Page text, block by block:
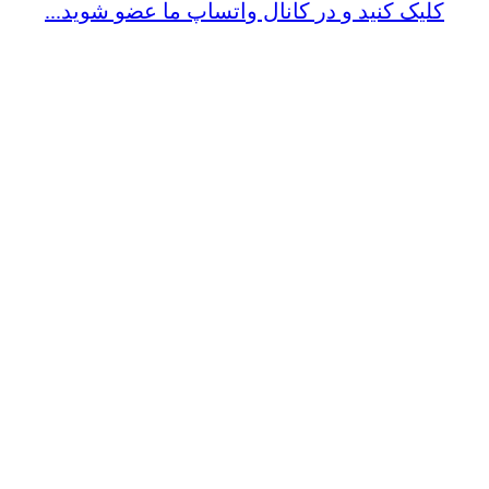
کلیک کنید و در کانال واتساپ ما عضو شوید...